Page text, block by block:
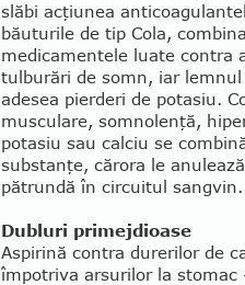
slăbi acţiu­nea
băuturile de tip Cola,
medicamentele luate contra
tulburări de somn, iar
adesea pier­deri de potasiu.
mus­culare, somnolenţă,
potasiu sau calciu se
substanţe, cărora le
pătrundă în cir­cuitul sangvin.
Dubluri primejdioase
Aspirină contra durerilor de
împotriva arsurilor la